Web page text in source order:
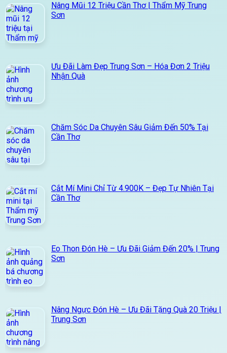
Nâng Mũi 12 Triệu Cần Thơ | Thẩm Mỹ Trung
Sơn
Ưu Đãi Làm Đẹp Trung Sơn – Hóa Đơn 2 Triệu
Nhận Quà
Chăm Sóc Da Chuyên Sâu Giảm Đến 50% Tại
Cần Thơ
Cắt Mí Mini Chỉ Từ 4.900K – Đẹp Tự Nhiên Tại
Cần Thơ
Eo Thon Đón Hè – Ưu Đãi Giảm Đến 20% | Trung
Sơn
Nâng Ngực Đón Hè – Ưu Đãi Tặng Quà 20 Triệu |
Trung Sơn